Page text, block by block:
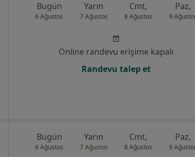
Bugün
6 Ağustos
Yarın
7 Ağustos
Cmt,
8 Ağustos
Paz,
9
Online randevu erişime kapalı
Randevu talep et
Bugün
6 Ağustos
Yarın
7 Ağustos
Cmt,
8 Ağustos
Paz,
9